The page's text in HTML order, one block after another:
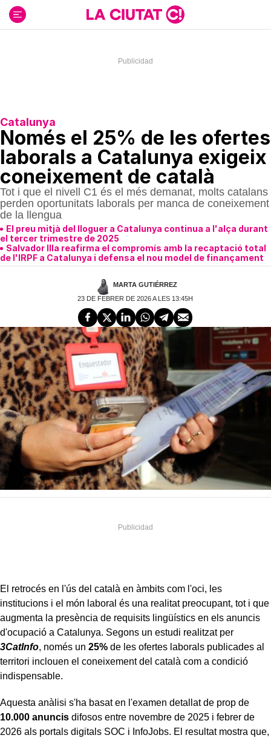
contenido
Catalunya
Només el 25% de les ofertes
laborals a Catalunya exigeix
coneixement de català
Tot i que el nivell C1 és el més demanat, molts catalans
perden oportunitats laborals per manca de coneixement
de la llengua
El preu mitjà del lloguer a Catalunya continua a l'alça durant
el tercer trimestre de 2025
Salvador Illa reafirma el compromís amb la recaptació total
de l'IRPF a Catalunya i defensa el nou model de finançament
MARTA GUTIÉRREZ
23 DE FEBRER DE 2026 A LES 13:45H
El retrocés en l'ús del català en àmbits com l'oci, les
institucions i el món laboral és una realitat preocupant, tot i que
augmenta la presència de requisits lingüístics en els anuncis
d'ocupació a Catalunya. Segons un estudi realitzat per
3CatInfo, només un 25% de les ofertes laborals publicades al
territori inclouen el coneixement del català com a condició
indispensable.
Aquesta anàlisi s'ha basat en l'examen detallat de prop de
10.000 anuncis difosos entre novembre de 2025 i febrer de
2026 als portals digitals SOC i InfoJobs. El resultat mostra que,